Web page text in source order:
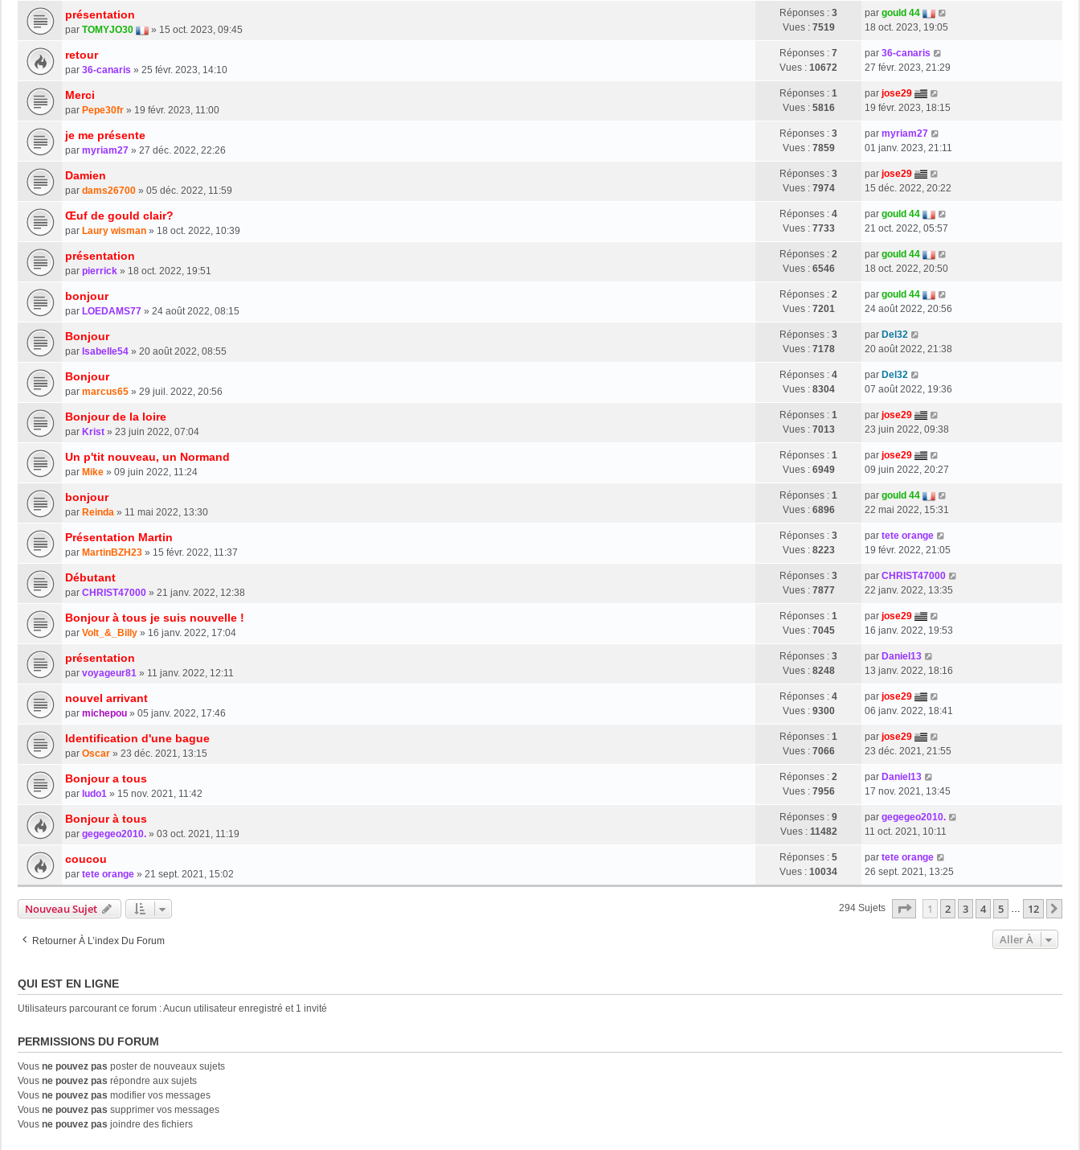
présentation
par TOMYJO30 » 15 oct. 2023, 09:45
Réponses : 3
Vues : 7519
par gould 44
18 oct. 2023, 19:05
retour
par 36-canaris » 25 févr. 2023, 14:10
Réponses : 7
Vues : 10672
par 36-canaris
27 févr. 2023, 21:29
Merci
par Pepe30fr » 19 févr. 2023, 11:00
Réponses : 1
Vues : 5816
par jose29
19 févr. 2023, 18:15
je me présente
par myriam27 » 27 déc. 2022, 22:26
Réponses : 3
Vues : 7859
par myriam27
01 janv. 2023, 21:11
Damien
par dams26700 » 05 déc. 2022, 11:59
Réponses : 3
Vues : 7974
par jose29
15 déc. 2022, 20:22
Œuf de gould clair?
par Laury wisman » 18 oct. 2022, 10:39
Réponses : 4
Vues : 7733
par gould 44
21 oct. 2022, 05:57
présentation
par pierrick » 18 oct. 2022, 19:51
Réponses : 2
Vues : 6546
par gould 44
18 oct. 2022, 20:50
bonjour
par LOEDAMS77 » 24 août 2022, 08:15
Réponses : 2
Vues : 7201
par gould 44
24 août 2022, 20:56
Bonjour
par Isabelle54 » 20 août 2022, 08:55
Réponses : 3
Vues : 7178
par Del32
20 août 2022, 21:38
Bonjour
par marcus65 » 29 juil. 2022, 20:56
Réponses : 4
Vues : 8304
par Del32
07 août 2022, 19:36
Bonjour de la loire
par Krist » 23 juin 2022, 07:04
Réponses : 1
Vues : 7013
par jose29
23 juin 2022, 09:38
Un p'tit nouveau, un Normand
par Mike » 09 juin 2022, 11:24
Réponses : 1
Vues : 6949
par jose29
09 juin 2022, 20:27
bonjour
par Reinda » 11 mai 2022, 13:30
Réponses : 1
Vues : 6896
par gould 44
22 mai 2022, 15:31
Présentation Martin
par MartinBZH23 » 15 févr. 2022, 11:37
Réponses : 3
Vues : 8223
par tete orange
19 févr. 2022, 21:05
Débutant
par CHRIST47000 » 21 janv. 2022, 12:38
Réponses : 3
Vues : 7877
par CHRIST47000
22 janv. 2022, 13:35
Bonjour à tous je suis nouvelle !
par Volt_&_Billy » 16 janv. 2022, 17:04
Réponses : 1
Vues : 7045
par jose29
16 janv. 2022, 19:53
présentation
par voyageur81 » 11 janv. 2022, 12:11
Réponses : 3
Vues : 8248
par Daniel13
13 janv. 2022, 18:16
nouvel arrivant
par michepou » 05 janv. 2022, 17:46
Réponses : 4
Vues : 9300
par jose29
06 janv. 2022, 18:41
Identification d'une bague
par Oscar » 23 déc. 2021, 13:15
Réponses : 1
Vues : 7066
par jose29
23 déc. 2021, 21:55
Bonjour a tous
par ludo1 » 15 nov. 2021, 11:42
Réponses : 2
Vues : 7956
par Daniel13
17 nov. 2021, 13:45
Bonjour à tous
par gegegeo2010. » 03 oct. 2021, 11:19
Réponses : 9
Vues : 11482
par gegegeo2010.
11 oct. 2021, 10:11
coucou
par tete orange » 21 sept. 2021, 15:02
Réponses : 5
Vues : 10034
par tete orange
26 sept. 2021, 13:25
Nouveau Sujet 294 Sujets Page Sur12
1 2 3 4 5 … 12
Retourner À L’index Du Forum Aller À
QUI EST EN LIGNE
Utilisateurs parcourant ce forum : Aucun utilisateur enregistré et 1 invité
PERMISSIONS DU FORUM
Vous ne pouvez pas poster de nouveaux sujets
Vous ne pouvez pas répondre aux sujets
Vous ne pouvez pas modifier vos messages
Vous ne pouvez pas supprimer vos messages
Vous ne pouvez pas joindre des fichiers